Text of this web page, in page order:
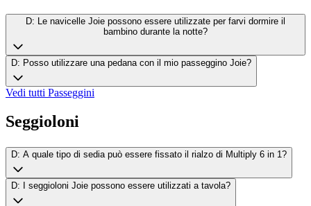
D: Le navicelle Joie possono essere utilizzate per farvi dormire il
bambino durante la notte?
D: Posso utilizzare una pedana con il mio passeggino Joie?
Vedi tutti Passeggini
Seggioloni
D: A quale tipo di sedia può essere fissato il rialzo di Multiply 6 in 1?
D: I seggioloni Joie possono essere utilizzati a tavola?